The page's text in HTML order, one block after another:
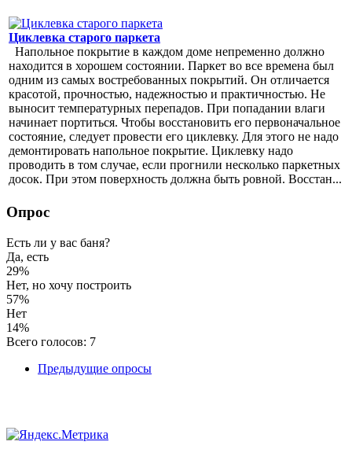
Циклевка старого паркета
Напольное покрытие в каждом доме непременно должно
находится в хорошем состоянии. Паркет во все времена был
одним из самых востребованных покрытий. Он отличается
красотой, прочностью, надежностью и практичностью. Не
выносит температурных перепадов. При попадании влаги
начинает портиться. Чтобы восстановить его первоначальное
состояние, следует провести его циклевку. Для этого не надо
демонтировать напольное покрытие. Циклевку надо
проводить в том случае, если прогнили несколько паркетных
досок. При этом поверхность должна быть ровной. Восстан...
Опрос
Есть ли у вас баня?
Да, есть
29%
Нет, но хочу построить
57%
Нет
14%
Всего голосов: 7
Предыдущие опросы